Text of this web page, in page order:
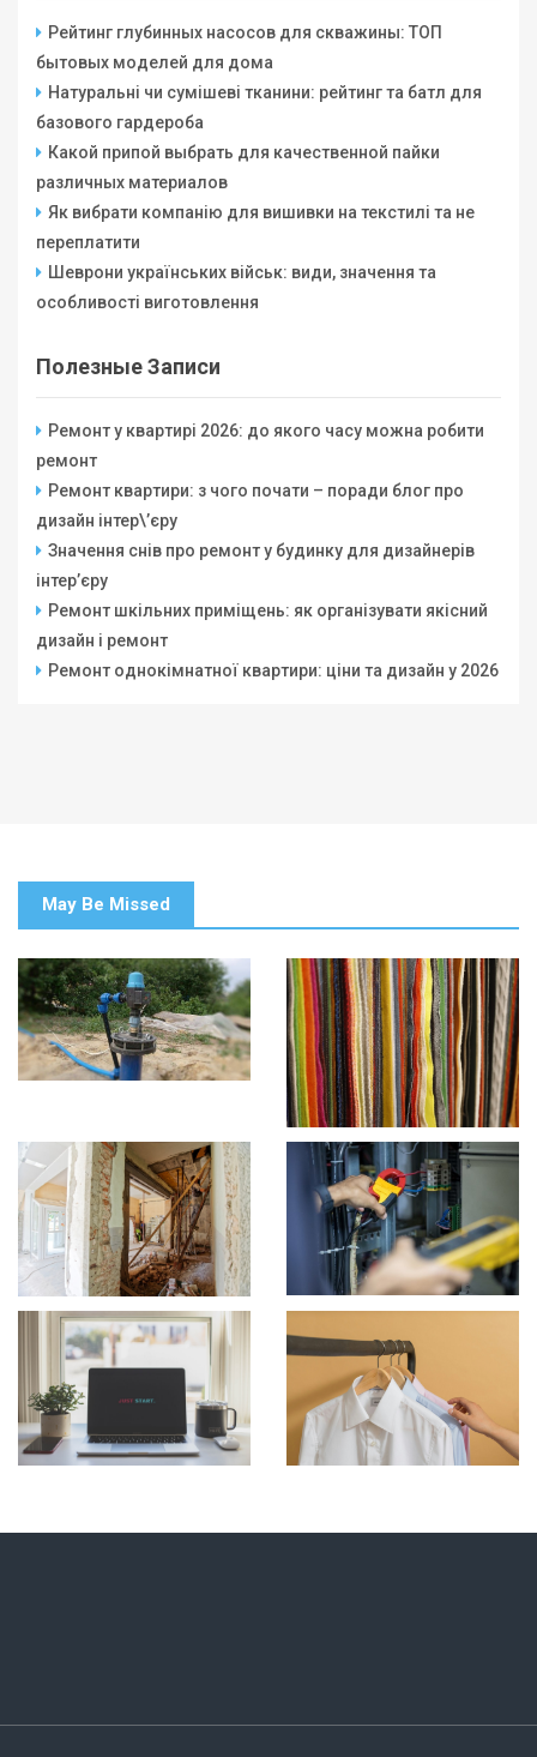
Рейтинг глубинных насосов для скважины: ТОП
бытовых моделей для дома
Натуральні чи сумішеві тканини: рейтинг та батл для
базового гардероба
Какой припой выбрать для качественной пайки
различных материалов
Як вибрати компанію для вишивки на текстилі та не
переплатити
Шеврони українських військ: види, значення та
особливості виготовлення
Полезные Записи
Ремонт у квартирі 2026: до якого часу можна робити
ремонт
Ремонт квартири: з чого почати – поради блог про
дизайн інтер\’єру
Значення снів про ремонт у будинку для дизайнерів
інтер’єру
Ремонт шкільних приміщень: як організувати якісний
дизайн і ремонт
Ремонт однокімнатної квартири: ціни та дизайн у 2026
May Be Missed